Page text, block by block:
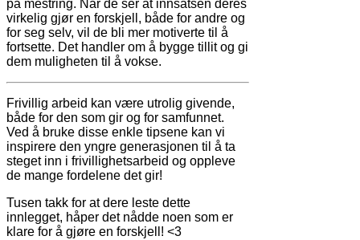
på mestring. Når de ser at innsatsen deres
virkelig gjør en forskjell, både for andre og
for seg selv, vil de bli mer motiverte til å
fortsette. Det handler om å bygge tillit og gi
dem muligheten til å vokse.
Frivillig arbeid kan være utrolig givende,
både for den som gir og for samfunnet.
Ved å bruke disse enkle tipsene kan vi
inspirere den yngre generasjonen til å ta
steget inn i frivillighetsarbeid og oppleve
de mange fordelene det gir!
Tusen takk for at dere leste dette
innlegget, håper det nådde noen som er
klare for å gjøre en forskjell! <3